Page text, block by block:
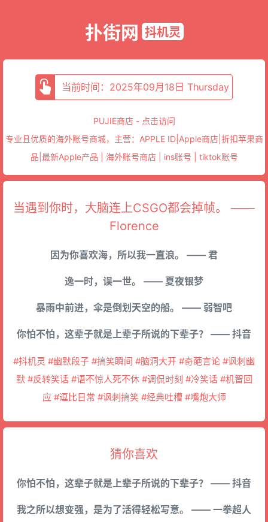
扑街网 抖机灵
当前时间：2025年09月18日 Thursday
PUJIE商店 - 点击访问
专业且优质的海外账号商城，主营：APPLE ID|Apple商店|折扣苹果商
品|最新Apple产品 | 海外账号商店 | ins账号 | tiktok账号
当遇到你时，大脑连上CSGO都会掉帧。 ——
Florence
因为你喜欢海，所以我一直浪。 —— 君
逸一时，误一世。 —— 夏夜银梦
暴雨中前进，伞是倒划天空的船。 —— 弱智吧
你怕不怕，这辈子就是上辈子所说的下辈子？ —— 抖音
#抖机灵 #幽默段子 #搞笑瞬间 #脑洞大开 #奇葩言论 #讽刺幽
默 #反转笑话 #语不惊人死不休 #调侃时刻 #冷笑话 #机智回
应 #逗比日常 #讽刺搞笑 #经典吐槽 #嘴炮大师
猜你喜欢
你怕不怕，这辈子就是上辈子所说的下辈子？ —— 抖音
我之所以想变强，是为了活得轻松写意。 —— 一拳超人